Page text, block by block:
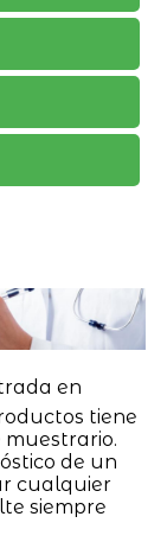
en
tiene
de un
cualquier
siempre